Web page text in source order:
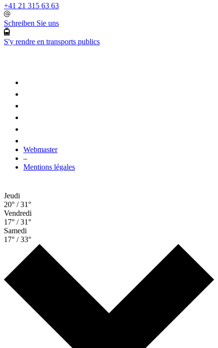
+41 21 315 63 63
Schreiben Sie uns
S'y rendre en transports publics
Webmaster
–
Mentions légales
Jeudi
20° / 31°
Vendredi
17° / 31°
Samedi
17° / 33°